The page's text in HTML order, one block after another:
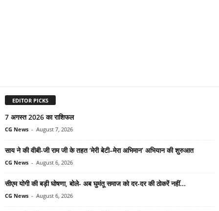
EDITOR PICKS
7 अगस्त 2026 का राशिफल
CG News - August 7, 2026
साय ने की वीबी-जी राम जी के तहत ‘मेरी बेटी–मेरा अभिमान’ अभियान की शुरुआत
CG News - August 6, 2026
सीएम योगी की बड़ी घोषणा, बोले- अब घुमंतू समाज को दर-दर की ठोकरें नहीं...
CG News - August 6, 2026